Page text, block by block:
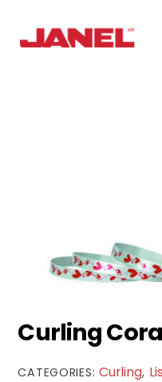
content
Curling
CATEGORIES:Curling,